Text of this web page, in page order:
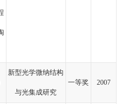
新型光学微纳结构
与光集成研究
一等奖 2007